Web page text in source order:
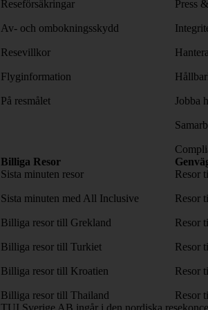
Reseförsäkringar
Av- och ombokningsskydd
Resevillkor
Flyginformation
På resmålet
Press
Jobba
Billiga Resor
Sista minuten resor
Sista minuten med All Inclusive
Billiga resor till Grekland
Billiga resor till Turkiet
Billiga resor till Kroatien
Billiga resor till Thailand
Resor
Resor
Resor
Resor
Resor
Resor